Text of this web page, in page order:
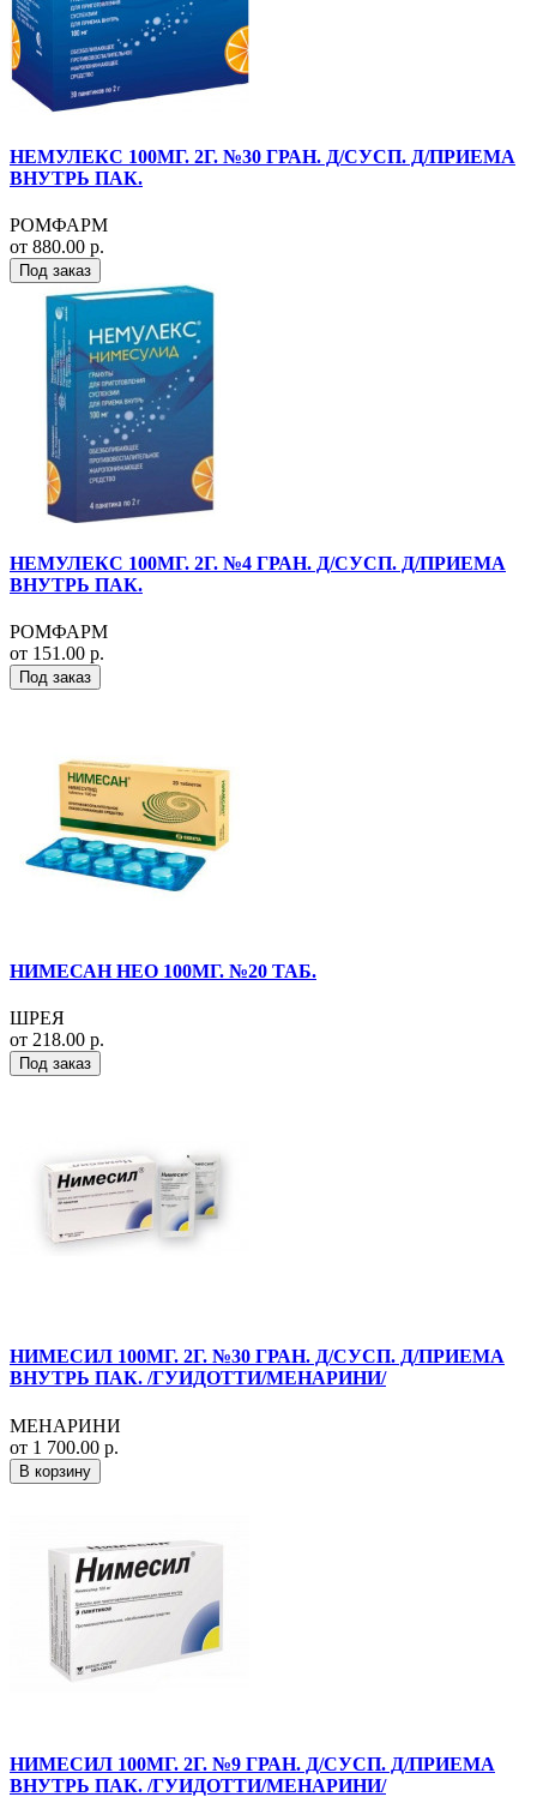
НЕМУЛЕКС 100МГ. 2Г. №30 ГРАН. Д/СУСП. Д/ПРИЕМА
ВНУТРЬ ПАК.
РОМФАРМ
от 880.00 р.
Под заказ
НЕМУЛЕКС 100МГ. 2Г. №4 ГРАН. Д/СУСП. Д/ПРИЕМА
ВНУТРЬ ПАК.
РОМФАРМ
от 151.00 р.
Под заказ
НИМЕСАН НЕО 100МГ. №20 ТАБ.
ШРЕЯ
от 218.00 р.
Под заказ
НИМЕСИЛ 100МГ. 2Г. №30 ГРАН. Д/СУСП. Д/ПРИЕМА
ВНУТРЬ ПАК. /ГУИДОТТИ/МЕНАРИНИ/
МЕНАРИНИ
от 1 700.00 р.
В корзину
НИМЕСИЛ 100МГ. 2Г. №9 ГРАН. Д/СУСП. Д/ПРИЕМА
ВНУТРЬ ПАК. /ГУИДОТТИ/МЕНАРИНИ/